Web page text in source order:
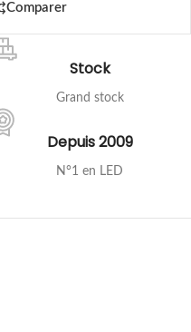
Comparer
Stock
Grand stock
Depuis 2009
N°1 en LED